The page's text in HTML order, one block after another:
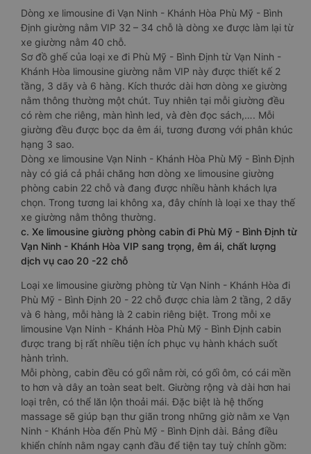
Dòng xe limousine đi Vạn Ninh - Khánh Hòa Phù Mỹ - Bình
Định giường nằm VIP 32 – 34 chỗ là dòng xe được làm lại từ
xe giường nằm 40 chỗ.
Sơ đồ ghế của loại xe đi Phù Mỹ - Bình Định từ Vạn Ninh -
Khánh Hòa limousine giường nằm VIP này được thiết kế 2
tầng, 3 dãy và 6 hàng. Kích thước dài hơn dòng xe giường
nằm thông thường một chút. Tuy nhiên tại mỗi giường đều
có rèm che riêng, màn hình led, và đèn đọc sách,…. Mỗi
giường đều được bọc da êm ái, tương đương với phân khúc
hạng 3 sao.
Dòng xe limousine Vạn Ninh - Khánh Hòa Phù Mỹ - Bình Định
này có giá cả phải chăng hơn dòng xe limousine giường
phòng cabin 22 chỗ và đang được nhiều hành khách lựa
chọn. Trong tương lai không xa, đây chính là loại xe thay thế
xe giường nằm thông thường.
c. Xe limousine giường phòng cabin đi Phù Mỹ - Bình Định từ
Vạn Ninh - Khánh Hòa VIP sang trọng, êm ái, chất lượng
dịch vụ cao 20 -22 chỗ
Loại xe limousine giường phòng từ Vạn Ninh - Khánh Hòa đi
Phù Mỹ - Bình Định 20 - 22 chỗ được chia làm 2 tầng, 2 dãy
và 6 hàng, mỗi hàng là 2 cabin riêng biệt. Trong mỗi xe
limousine Vạn Ninh - Khánh Hòa Phù Mỹ - Bình Định cabin
được trang bị rất nhiều tiện ích phục vụ hành khách suốt
hành trình.
Mỗi phòng, cabin đều có gối nằm rời, có gối ôm, có cái mền
to hơn và dây an toàn seat belt. Giường rộng và dài hơn hai
loại trên, có thể lăn lộn thoải mái. Đặc biệt là hệ thống
massage sẽ giúp bạn thư giãn trong những giờ nằm xe Vạn
Ninh - Khánh Hòa đến Phù Mỹ - Bình Định dài. Bảng điều
khiển chính nằm ngay cạnh đầu để tiện tay tuỳ chỉnh gồm: